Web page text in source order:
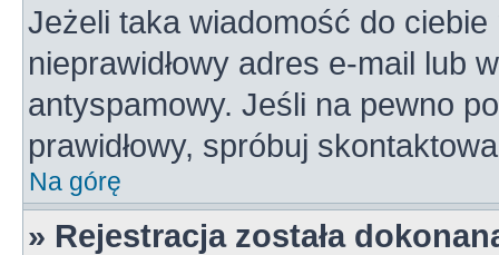
Jeżeli taka wiadomość do ciebie
nieprawidłowy adres e-mail lub
antyspamowy. Jeśli na pewno
prawidłowy, spróbuj
Na górę
» Rejestracja została